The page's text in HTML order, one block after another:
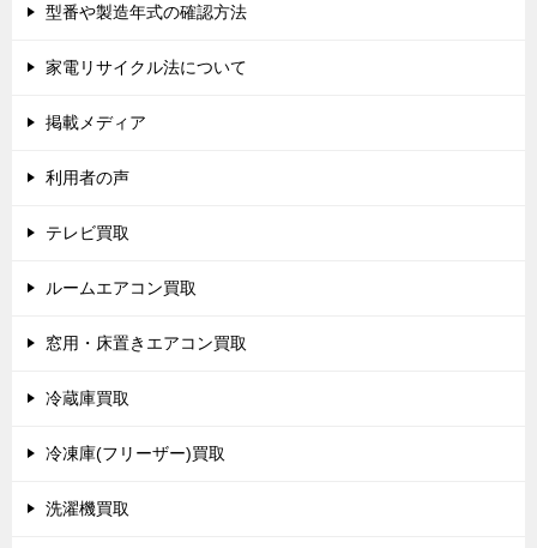
型番や製造年式の確認方法
家電リサイクル法について
掲載メディア
利用者の声
テレビ買取
ルームエアコン買取
窓用・床置きエアコン買取
冷蔵庫買取
冷凍庫(フリーザー)買取
洗濯機買取